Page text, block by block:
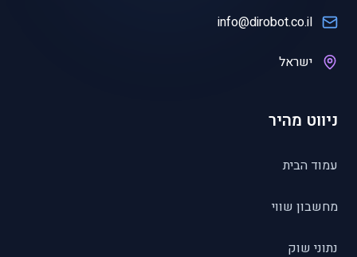
info@dirobot.co.il
ישראל
ניווט מהיר
עמוד הבית
מחשבון שווי
נתוני שוק